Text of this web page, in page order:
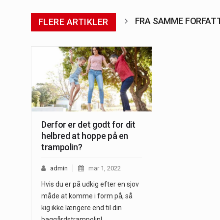
FLERE ARTIKLER FRA SAMME
Derfor er det godt for dit
helbred at hoppe på en
trampolin?
admin mar 1, 2022
Hvis du er på udkig efter en sjov
måde at komme i form på, så
kig ikke længere end til din